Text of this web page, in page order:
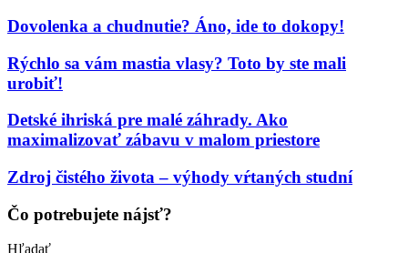
Dovolenka a chudnutie? Áno, ide to dokopy!
Rýchlo sa vám mastia vlasy? Toto by ste mali
urobiť!
Detské ihriská pre malé záhrady. Ako
maximalizovať zábavu v malom priestore
Zdroj čistého života – výhody vŕtaných studní
Čo potrebujete nájsť?
Hľadať